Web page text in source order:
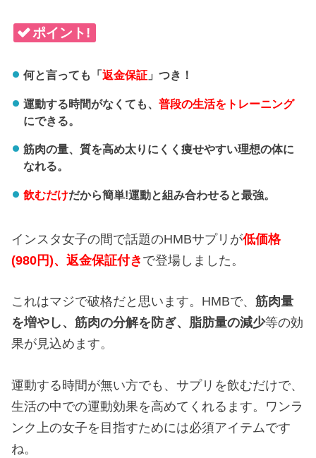
ポイント!
何と言っても「 返金保証」つき！
運動する時間がなくても、 普段の生活をトレーニング
にできる。
筋肉の量、質を高め太りにくく痩せやすい理想の体に
なれる。
飲むだけだから簡単!運動と組み合わせると最強。
インスタ女子の間で話題のHMBサプリが低価格
(980円)、返金保証付き で登場しました。
これはマジで破格だと思います。HMBで、筋肉量
を増やし、筋肉の分解を防ぎ、 脂肪量の減少等の効
果が見込めます。
運動する時間が無い方でも、サプリを飲むだけで、
生活の中での運動効果を高めてくれるます。ワンラ
ンク上の女子を目指すためには必須アイテムです
ね。